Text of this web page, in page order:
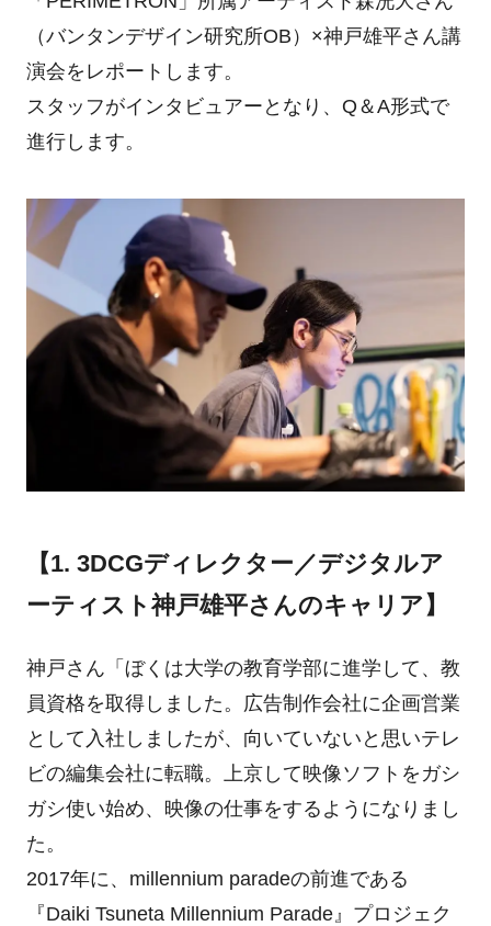
（バンタンデザイン研究所OB）×神戸雄平さん講
演会をレポートします。
スタッフがインタビュアーとなり、Q＆A形式で
進行します。
【1. 3DCGディレクター／デジタルア
ーティスト神戸雄平さんのキャリア】
神戸さん「ぼくは大学の教育学部に進学して、教
員資格を取得しました。広告制作会社に企画営業
として入社しましたが、向いていないと思いテレ
ビの編集会社に転職。上京して映像ソフトをガシ
ガシ使い始め、映像の仕事をするようになりまし
た。
2017年に、millennium paradeの前進である
『Daiki Tsuneta Millennium Parade』プロジェク